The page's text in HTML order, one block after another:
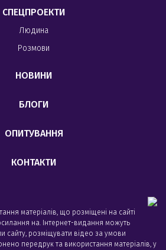
СПЕЦПРОЕКТИ
Людина
Розмови
НОВИНИ
БЛОГИ
ОПИТУВАННЯ
КОНТАКТИ
матеріалів, що розміщені на сайті
на. Інтернет-видання можуть
сайту, розміщувати відео за умови
передрук та використання матеріалів, у